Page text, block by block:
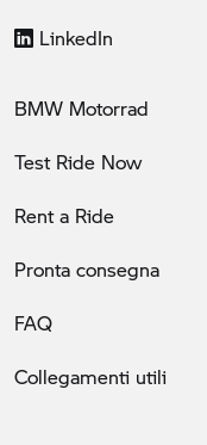
LinkedIn
BMW Motorrad
Test Ride Now
Rent a Ride
Pronta consegna
FAQ
Collegamenti utili